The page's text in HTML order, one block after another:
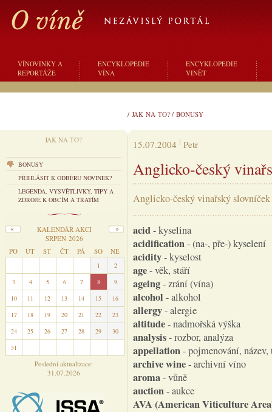
VÍNOVINKY A
REPORTÁŽE
ENCYKLOPEDIE
VÍNA
ENCYKLOPEDIE
VINĚT
/ JAK NA TO? / BONUSY
JAK NA TO?
BONUSY
PŘIHLÁSIT K ODBĚRU NOVINEK?
LEGENDA, VYSVĚTLIVKY, TIPY A
ZDROJE K OBCÍM A TRATÍM
KALENDÁŘ AKCÍ
SRPEN 2026
PO
ÚT ST ČT PÁ SO NE
1
2
3
4 5 6 7 8
9
10
11 12 13 14 15
16
17
18 19 20 21 22
23
24
25 26 27 28 29
30
31
Poslední aktualizace:
31.07.2026
15.07.2004 Petr
Anglicko-český
Anglicko-český vinařský slovníček
acid- kyselina
acidification- (na-, pře-) kyselení
acidity- kyselost
age- věk, stáří
ageing- zrání (vína)
alcohol - alkohol
allergy- alergie
altitude- nadmořská výška
analysis- rozbor, analýza
appellation- pojmenování,
archive wine- archivní víno
aroma- vůně
auction- aukce
AVA (American Viticulture